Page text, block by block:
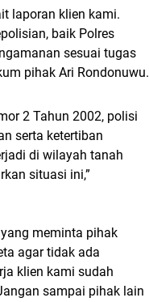
laporan klien kami.
baik Polres
sesuai tugas
pihak Ari Rondonuwu.
2 Tahun 2002, polisi
serta ketertiban
di wilayah tanah
situasi ini,”
meminta pihak
agar tidak ada
klien kami sudah
sampai pihak lain